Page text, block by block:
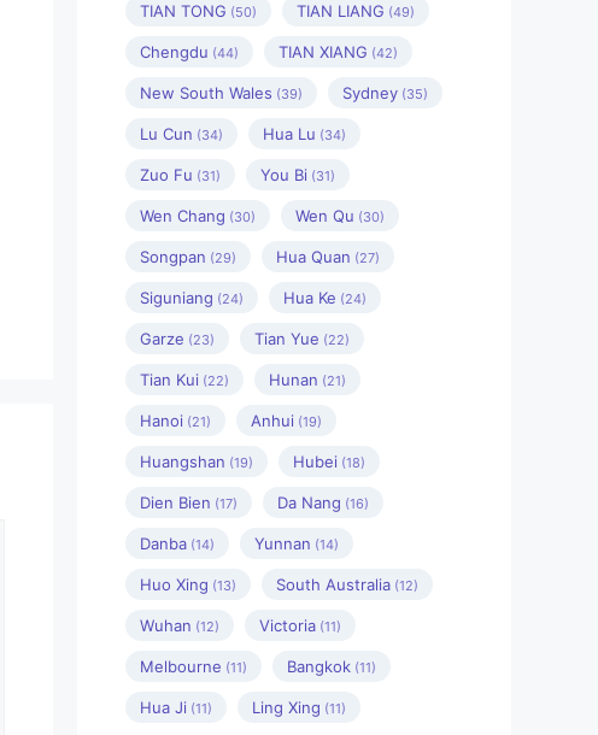
TIAN TONG (50) TIAN LIANG (49)
Chengdu (44) TIAN XIANG (42)
New South Wales (39) Sydney (35)
Lu Cun (34) Hua Lu (34)
Zuo Fu (31) You Bi (31)
Wen Chang (30) Wen Qu (30)
Songpan (29) Hua Quan (27)
Siguniang (24) Hua Ke (24)
Garze (23) Tian Yue (22)
Tian Kui (22) Hunan (21)
Hanoi (21) Anhui (19)
Huangshan (19) Hubei (18)
Dien Bien (17) Da Nang (16)
Danba (14) Yunnan (14)
Huo Xing (13) South Australia (12)
Wuhan (12) Victoria (11)
Melbourne (11) Bangkok (11)
Hua Ji (11) Ling Xing (11)